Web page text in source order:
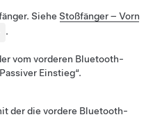
Siehe Stoßfänger – Vorn
.
vom vorderen Bluetooth-
Einstieg“.
der die vordere Bluetooth-